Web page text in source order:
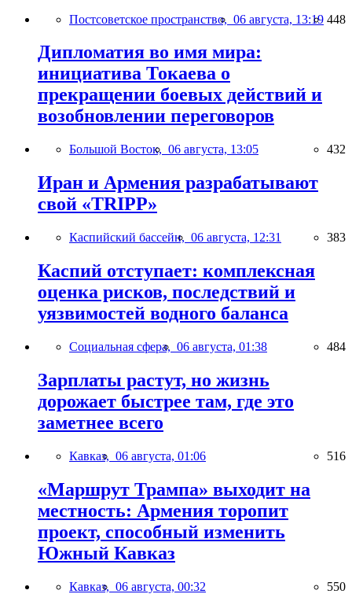
Постсоветское пространство, 06 августа, 13:19 448
Дипломатия во имя мира:
инициатива Токаева о
прекращении боевых действий и
возобновлении переговоров
Большой Восток, 06 августа, 13:05 432
Иран и Армения разрабатывают
свой «TRIPP»
Каспийский бассейн, 06 августа, 12:31 383
Каспий отступает: комплексная
оценка рисков, последствий и
уязвимостей водного баланса
Социальная сфера, 06 августа, 01:38 484
Зарплаты растут, но жизнь
дорожает быстрее там, где это
заметнее всего
Кавказ, 06 августа, 01:06 516
«Маршрут Трампа» выходит на
местность: Армения торопит
проект, способный изменить
Южный Кавказ
Кавказ, 06 августа, 00:32 550